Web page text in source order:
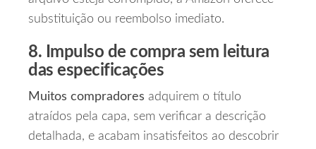
substituição ou reembolso imediato.
8. Impulso de compra sem leitura
das especificações
Muitos compradores adquirem o título
atraídos pela capa, sem verificar a descrição
detalhada, e acabam insatisfeitos ao descobrir